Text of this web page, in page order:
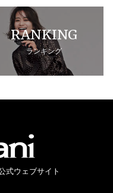
RANKING
ランキング
式ウェブサイト